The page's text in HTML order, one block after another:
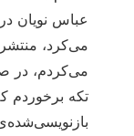
عباس نویان
می‌کرد،
تکه برخوردم